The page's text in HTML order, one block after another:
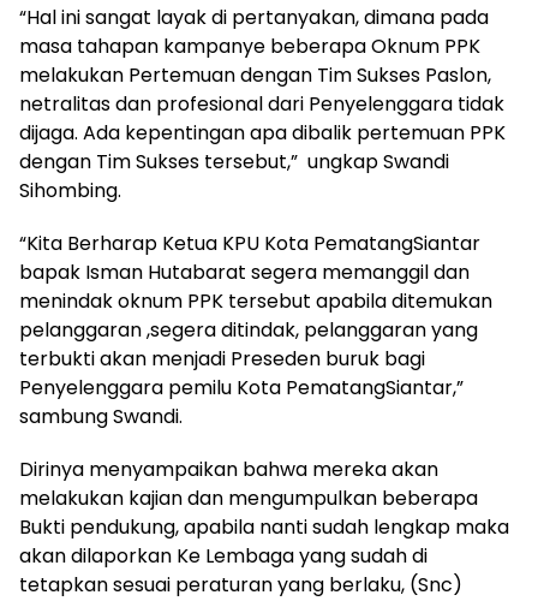
“Hal ini sangat layak di pertanyakan, dimana pada
masa tahapan kampanye beberapa Oknum PPK
melakukan Pertemuan dengan Tim Sukses Paslon,
netralitas dan profesional dari Penyelenggara tidak
dijaga. Ada kepentingan apa dibalik pertemuan PPK
dengan Tim Sukses tersebut,” ungkap Swandi
Sihombing.
“Kita Berharap Ketua KPU Kota PematangSiantar
bapak Isman Hutabarat segera memanggil dan
menindak oknum PPK tersebut apabila ditemukan
pelanggaran ,segera ditindak, pelanggaran yang
terbukti akan menjadi Preseden buruk bagi
Penyelenggara pemilu Kota PematangSiantar,”
sambung Swandi.
Dirinya menyampaikan bahwa mereka akan
melakukan kajian dan mengumpulkan beberapa
Bukti pendukung, apabila nanti sudah lengkap maka
akan dilaporkan Ke Lembaga yang sudah di
tetapkan sesuai peraturan yang berlaku, (Snc)